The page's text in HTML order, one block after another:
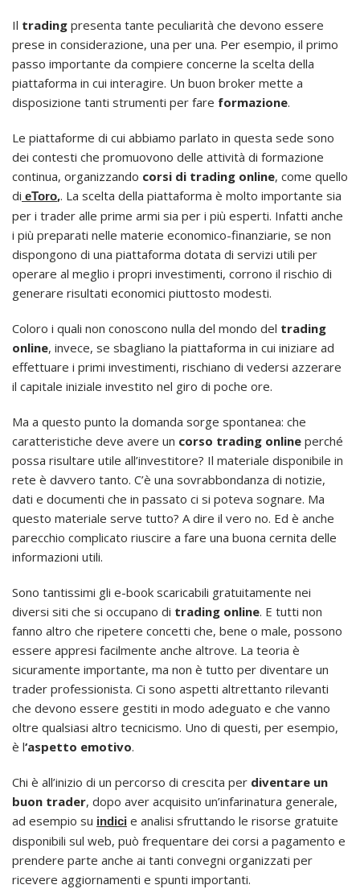
Il trading presenta tante peculiarità che devono essere
prese in considerazione, una per una. Per esempio, il primo
passo importante da compiere concerne la scelta della
piattaforma in cui interagire. Un buon broker mette a
disposizione tanti strumenti per fare formazione.
Le piattaforme di cui abbiamo parlato in questa sede sono
dei contesti che promuovono delle attività di formazione
continua, organizzando corsi di trading online, come quello
di eToro,. La scelta della piattaforma è molto importante sia
per i trader alle prime armi sia per i più esperti. Infatti anche
i più preparati nelle materie economico-finanziarie, se non
dispongono di una piattaforma dotata di servizi utili per
operare al meglio i propri investimenti, corrono il rischio di
generare risultati economici piuttosto modesti.
Coloro i quali non conoscono nulla del mondo del trading
online, invece, se sbagliano la piattaforma in cui iniziare ad
effettuare i primi investimenti, rischiano di vedersi azzerare
il capitale iniziale investito nel giro di poche ore.
Ma a questo punto la domanda sorge spontanea: che
caratteristiche deve avere un corso trading online perché
possa risultare utile all’investitore? Il materiale disponibile in
rete è davvero tanto. C’è una sovrabbondanza di notizie,
dati e documenti che in passato ci si poteva sognare. Ma
questo materiale serve tutto? A dire il vero no. Ed è anche
parecchio complicato riuscire a fare una buona cernita delle
informazioni utili.
Sono tantissimi gli e-book scaricabili gratuitamente nei
diversi siti che si occupano di trading online. E tutti non
fanno altro che ripetere concetti che, bene o male, possono
essere appresi facilmente anche altrove. La teoria è
sicuramente importante, ma non è tutto per diventare un
trader professionista. Ci sono aspetti altrettanto rilevanti
che devono essere gestiti in modo adeguato e che vanno
oltre qualsiasi altro tecnicismo. Uno di questi, per esempio,
è l‘aspetto emotivo.
Chi è all’inizio di un percorso di crescita per diventare un
buon trader, dopo aver acquisito un’infarinatura generale,
ad esempio su indici e analisi sfruttando le risorse gratuite
disponibili sul web, può frequentare dei corsi a pagamento e
prendere parte anche ai tanti convegni organizzati per
ricevere aggiornamenti e spunti importanti.